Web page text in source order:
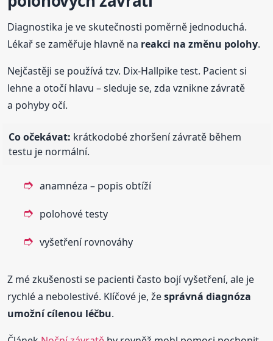
Diagnostika je ve skutečnosti poměrně jednoduchá.
Lékař se zaměřuje hlavně na reakci na změnu polohy.
Nejčastěji se používá tzv. Dix-Hallpike test. Pacient si
lehne a otočí hlavu – sleduje se, zda vznikne závratě
a pohyby očí.
Co očekávat: krátkodobé zhoršení závratě během
testu je normální.
anamnéza – popis obtíží
polohové testy
vyšetření rovnováhy
Z mé zkušenosti se pacienti často bojí vyšetření, ale je
rychlé a nebolestivé. Klíčové je, žesprávná diagnóza
umožní cílenou léčbu.